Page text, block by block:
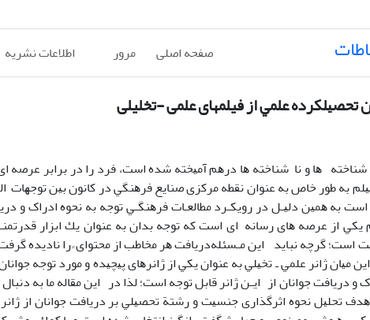
صفحه اصلی مرور اطلاعات نشریه
ﺗﺤﺼﻴﻠﻜﺮده ﻋﻠﻤﻲ از فیلمهای علمی -تخلیلی
ﻫﺎ و ﻧﺎ ﺷﻨﺎﺧﺘﻪ ﻫﺎ درﻫﻢ آﻣﻴﺨﺘﻪ ﺷﺪه اﺳﺖ، ﻓﺮد را در ﺑﺮاﺑﺮ ﻋﺮﺻﻪ
ﺑﻪ ﻃﻮر ﺧﺎص ﺑﻪ ﻋﻨﻮان ﻧﻘﻄﻪ ﻣﺮﻛﺰی ﺻﻨﺎﻳﻊ ﻓﺮﻫﻨﮕﻲ در ﻛﺎﻧﻮن ﺑﻴﻦ ﺗﻮﺟﻬﺎت
ﺑﻪ ﻫﻤﻴﻦ دﻟﻴـﻞ در روﻳﻜـﺮد ﻣﻄﺎﻟﻌـﺎت ﻓﺮﻫﻨﮕـﻲ ﺗﻮﺟﻪ ﺑﻪ ﻧﺤﻮه ادراک و
از ﻋﺮﺻﻪ ﻫﺎی رﺳﺎﻧﻪ ای اﺳﺖ ﻛﻪ ﺗﻮﺟﻪ ﺑﺪان ﺑﻪ ﻋﻨﻮان ﻳﻚ اﺑﺰار
اﺳﺖ؛ ﮔﺮﭼﻪ ﻧﺒﺎﻳﺪ اﻳﻦ ﻣـﺴﺌﻠﻪدرﻳﺎﻓﺖ ﻫﺮ ﻣﺨﺎﻃﺐ از ﻣﺤﺘﻮای ً را ﻧﺎدﻳﺪه
ﻣﻴﺎن ژاﻧﺮ ﻋﻠﻤﻲ ـ ﺗﺨﻴﻠﻲ ﺑﻪ ﻋﻨﻮان ﻳﻜﻲ از ژاﻧﺮﻫﺎی ﭘﻴﭽﻴﺪه و ﻣﻮرد ﺗﻮﺟﻪ
درﻳﺎﻓﺖ ﺟﻮاﻧﺎن از اﻳـﻦ ژاﻧﺮ ﻗﺎﺑﻞ ﺗﻮﺟﻪ اﺳﺖ؛ ﻟﺬا در اﻳﻦ ﻣﻘﺎﻟﻪ ﻣﺎ ﺑﻪ
ﺗﺤﻠﻴﻞ ﻧﺤﻮه اﺛﺮﮔﺬاری ﺟﻨﺴﻴﺖ و رﺷﺘﺔ ﺗﺤﺼﻴﻠﻲ ﺑﺮ درﻳﺎﻓﺖ ﺟﻮاﻧﺎن از